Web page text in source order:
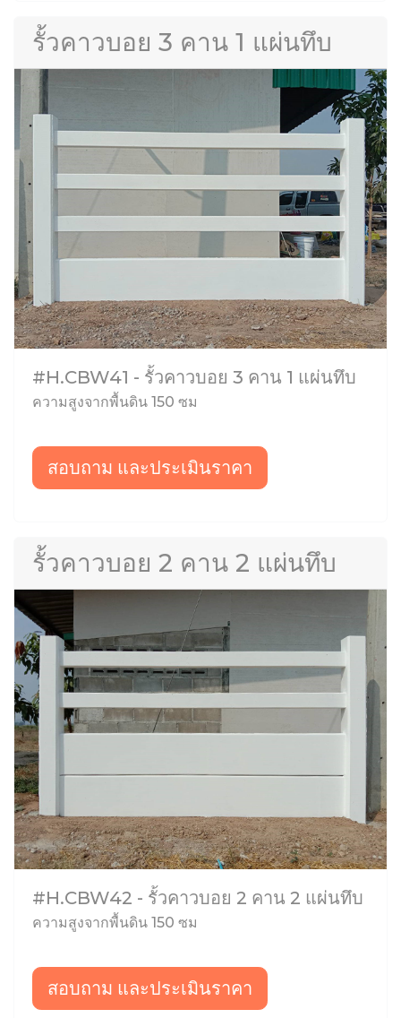
รั้วคาวบอย 3 คาน 1 แผ่นทึบ
#H.CBW41 - รั้วคาวบอย 3 คาน 1 แผ่นทึบ
ความสูงจากพื้นดิน 150 ซม
สอบถาม และประเมินราคา
รั้วคาวบอย 2 คาน 2 แผ่นทึบ
#H.CBW42 - รั้วคาวบอย 2 คาน 2 แผ่นทึบ
ความสูงจากพื้นดิน 150 ซม
สอบถาม และประเมินราคา